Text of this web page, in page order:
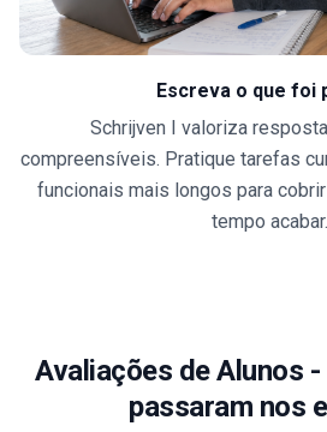
Escreva o que foi
Schrijven I valoriza
compreensíveis. Pratique tarefas
funcionais mais longos para
tempo acabar.
Avaliações de Alunos -
passaram nos